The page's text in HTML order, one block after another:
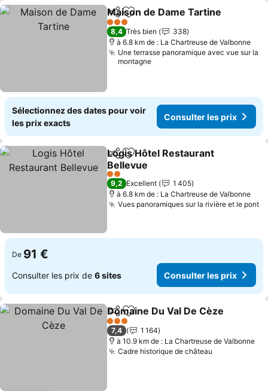
PartagerAjouter à mes favoris
Maison de Dame Tartine
3 Étoiles
8,4 Très bien
338
à 6.8 km de : La Chartreuse de Valbonne
Une terrasse panoramique avec vue sur la
montagne
Sélectionnez des dates pour voir
les prix exacts
Consulter les prix
PartagerAjouter à mes favoris
Logis Hôtel Restaurant
Bellevue
2 Étoiles
9,2 Excellent
1 405
à 6.8 km de : La Chartreuse de Valbonne
Vues panoramiques sur la rivière et le pont
De 91 €
Consulter les prix de 6 sites Consulter les prix
PartagerAjouter à mes favoris
Domaine Du Val De Cèze
3 Étoiles
7,4
1 164
à 10.9 km de : La Chartreuse de Valbonne
Cadre historique de château